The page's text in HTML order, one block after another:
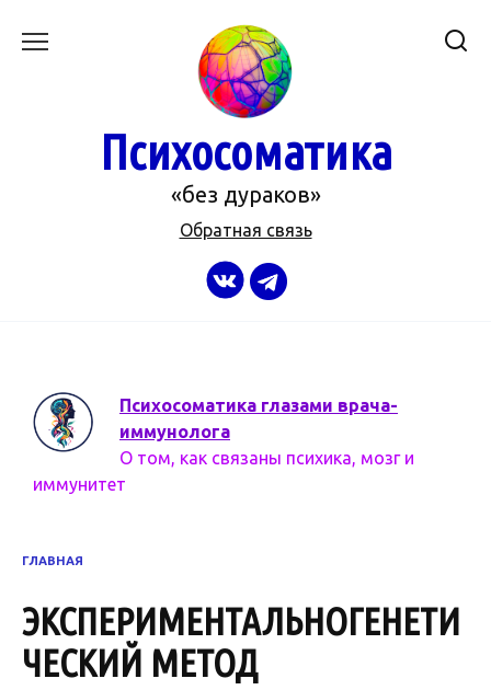
Психосоматика
«без дураков»
Обратная связь
Психосоматика глазами врача-
иммунолога
О том, как связаны психика, мозг и
иммунитет
ГЛАВНАЯ
ЭКСПЕРИМЕНТАЛЬНОГЕНЕТИ
ЧЕСКИЙ МЕТОД